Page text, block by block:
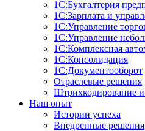
1С:Бухгалтерия
1С:Зарплата и
1С:Управление
1С:Управление
1С:Комплексная
1С:Консолидация
1С:Документооборот
Отраслевые решения
Штрихкодирование и
Наш опыт
Истории успеха
Внедренные решения